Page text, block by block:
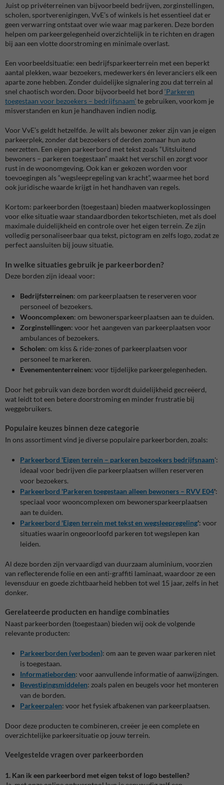
Juist op privéterreinen van bijvoorbeeld bedrijven, zorginstellingen,
scholen, sportverenigingen, VvE’s of winkels is het essentieel dat er
geen verwarring ontstaat over wie waar mag parkeren. Deze borden
helpen om parkeergelegenheid overzichtelijk in te richten en dragen
bij aan een vlotte doorstroming en minimale overlast.
Een voorbeeldsituatie: een bedrijfsparkeerterrein met een beperkt
aantal plekken, waar bezoekers, medewerkers én leveranciers elk een
aparte zone hebben. Zonder duidelijke signalering zou dat terrein al
snel chaotisch worden. Door bijvoorbeeld het bord ‘Parkeren
toegestaan voor bezoekers – bedrijfsnaam’te gebruiken, voorkom je
misverstanden en kun je handhaven indien nodig.
Voor VvE’s geldt hetzelfde. Je wilt als bewoner zeker zijn van je eigen
parkeerplek, zonder dat bezoekers of derden zomaar hun auto
neerzetten. Een eigen parkeerbord met tekst zoals “Uitsluitend
bewoners – parkeren toegestaan” maakt het verschil en zorgt voor
rust in de woonomgeving. Ook kan er gekozen worden voor
toevoegingen als “wegsleepregeling van kracht”, waarmee het bord
ook juridische waarde krijgt in het handhaven van regels.
Kortom: parkeerborden (toegestaan) bieden maatwerkoplossingen
voor elke situatie waar standaardborden tekortschieten, met als doel
maximale duidelijkheid en controle over het eigen terrein. Ze zijn
volledig personaliseerbaar qua tekst, pictogram en zelfs logo, zodat ze
perfect aansluiten bij jouw situatie.
In welke situaties gebruik je parkeerborden?
Deze borden zijn ideaal voor:
Bedrijfsterreinen: om parkeerplaatsen te reserveren voor
personeel of bezoekers.
Wooncomplexen: om bewonersparkeerplaatsen aan te duiden.
Zorginstellingen: voor het aangeven van parkeerplaatsen voor
ambulances of bezoekers.
Scholen: om kiss & ride-zones of parkeerplaatsen voor
personeel te markeren.
Evenemententerreinen: voor tijdelijke parkeergelegenheden.
Door het gebruik van deze borden wordt duidelijkheid gecreëerd,
wat leidt tot een betere doorstroming en minder frustratie bij
weggebruikers.
Populaire keuzes binnen deze categorie
In ons assortiment vind je diverse populaire parkeerborden, zoals:
Parkeerbord 'Eigen terrein – parkeren bezoekers bedrijfsnaam':
ideaal voor bedrijven die parkeerplaatsen willen reserveren
voor bezoekers.
Parkeerbord 'Parkeren toegestaan alleen bewoners – RVV E04':
speciaal voor wooncomplexen om bewonersparkeerplaatsen
aan te duiden.
Parkeerbord 'Eigen terrein met tekst en wegsleepregeling': voor
situaties waarin ongeoorloofd parkeren tot wegslepen kan
leiden.
Al deze borden zijn vervaardigd van duurzaam aluminium, voorzien
van reflecterende folie en een anti-graffiti laminaat, waardoor ze een
levensduur en goede zichtbaarheid hebben tot wel 15 jaar, zelfs in het
donker.
Gerelateerde producten en handige combinaties
Naast parkeerborden (toegestaan) bieden wij ook de volgende
relevante producten:
Parkeerborden (verboden): om aan te geven waar parkeren niet
is toegestaan.
Informatieborden: voor aanvullende informatie of aanwijzingen.
Bevestigingsmiddelen: zoals palen en beugels voor het monteren
van de borden.
Parkeerpalen: voor het fysiek afbakenen van parkeerplaatsen.
Door deze producten te combineren, creëer je een complete en
overzichtelijke parkeersituatie op jouw terrein.
Veelgestelde vragen over parkeerborden
1. Kan ik een parkeerbord met eigen tekst of logo bestellen?